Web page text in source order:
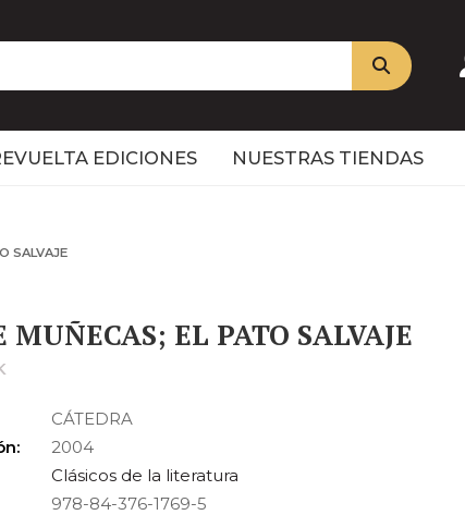
EDICIONES NUESTRAS TIENDAS
SALVAJE
MUÑECAS; EL PATO SALVAJE
CÁTEDRA
2004
Clásicos de la literatura
978-84-376-1769-5